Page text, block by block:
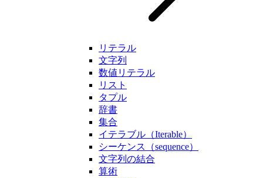
リテラル
文字列
数値リテラル
リスト
タプル
辞書
集合
イテラブル（Iterable）
シーケンス（sequence）
文字列の結合
算術